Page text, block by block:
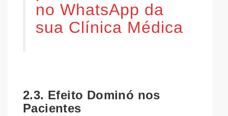
no WhatsApp da
sua Clínica Médica
2.3. Efeito Dominó nos
Pacientes